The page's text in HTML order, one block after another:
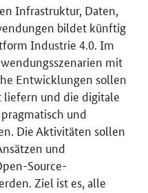
Infrastruktur, Daten,
bildet künftig
Industrie 4.0. Im
mit
Entwicklungen sollen
liefern und die digitale
und
Die Aktivitäten sollen
und
Source-
Ziel ist es, alle